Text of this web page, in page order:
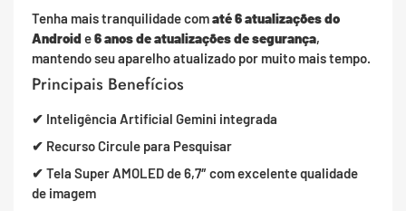
Tenha mais tranquilidade comaté 6 atualizações do
Androide6 anos de atualizações de segurança,
mantendo seu aparelho atualizado por muito mais tempo.
Principais Benefícios
✔ Inteligência Artificial Gemini integrada
✔ Recurso Circule para Pesquisar
✔ Tela Super AMOLED de 6,7″ com excelente qualidade
de imagem